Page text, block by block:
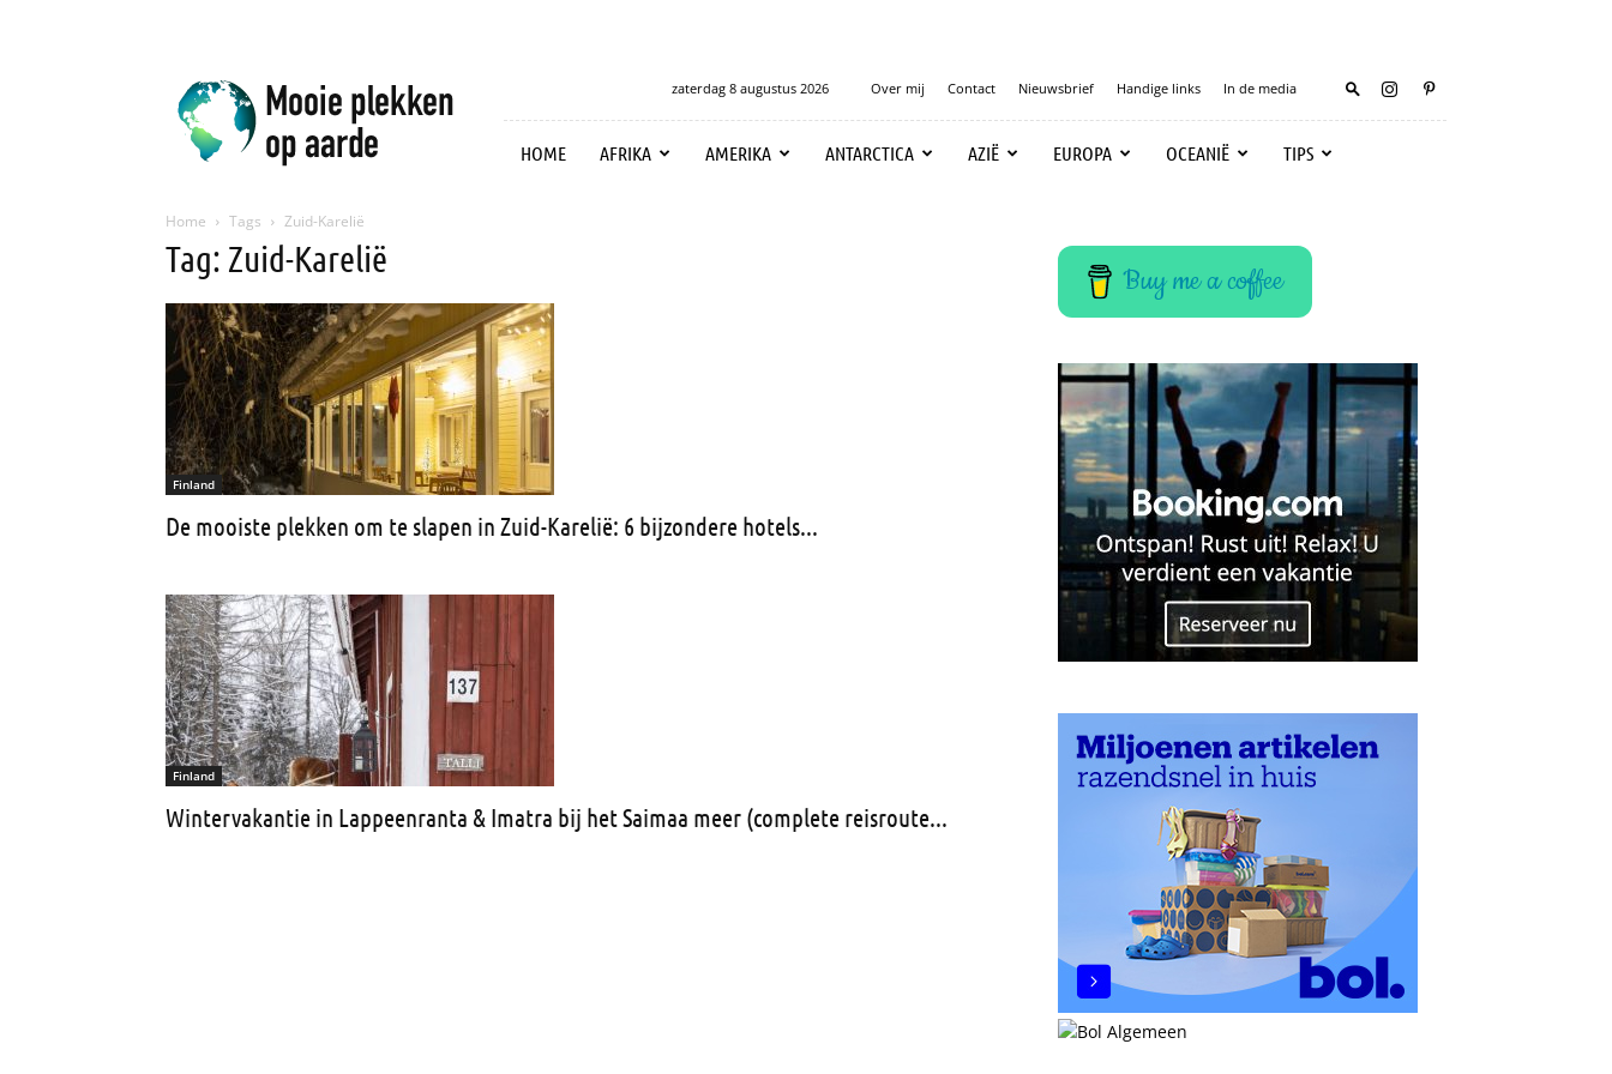
Mooie
plekken
op
aarde
zaterdag 8 augustus 2026 Over mij Contact Nieuwsbrief Handige links In de media
HOME AFRIKA AMERIKA ANTARCTICA AZIË EUROPA OCEANIË TIPS
Home Tags Zuid-Karelië
Tag: Zuid-Karelië
Finland
De mooiste plekken om te slapen in Zuid-Karelië: 6 bijzondere hotels...
Finland
Wintervakantie in Lappeenranta & Imatra bij het Saimaa meer (complete reisroute...
Buy me a coffee